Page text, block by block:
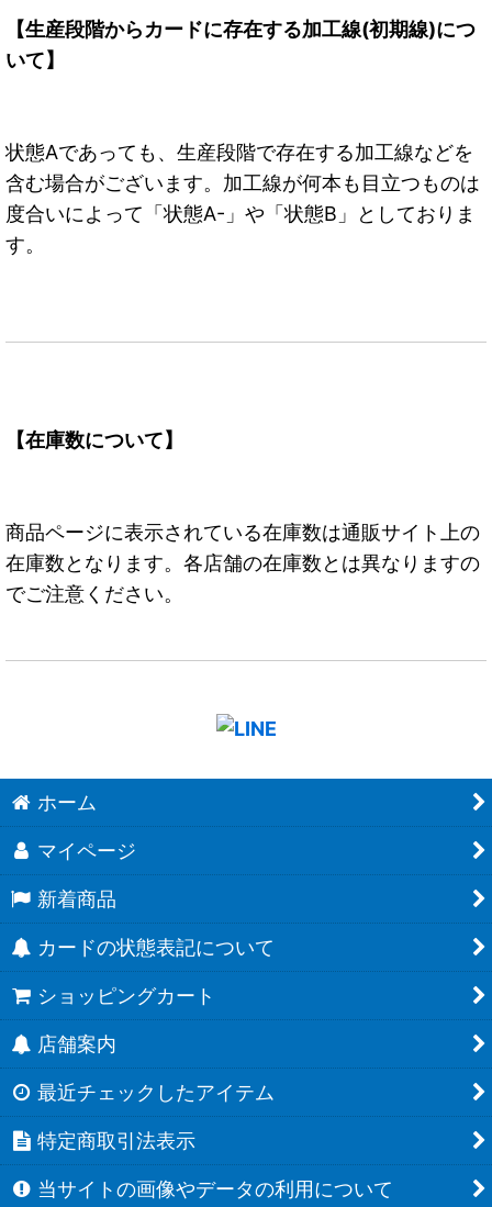
【生産段階からカードに存在する加工線(初期線)につ
いて】
状態Aであっても、生産段階で存在する加工線などを
含む場合がございます。加工線が何本も目立つものは
度合いによって「状態A-」や「状態B」としておりま
す。
【在庫数について】
商品ページに表示されている在庫数は通販サイト上の
在庫数となります。各店舗の在庫数とは異なりますの
でご注意ください。
ホーム
マイページ
新着商品
カードの状態表記について
ショッピングカート
店舗案内
最近チェックしたアイテム
特定商取引法表示
当サイトの画像やデータの利用について